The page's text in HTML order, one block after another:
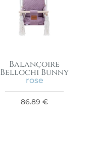
Balançoire
Bellochi Bunny
rose
86.89€